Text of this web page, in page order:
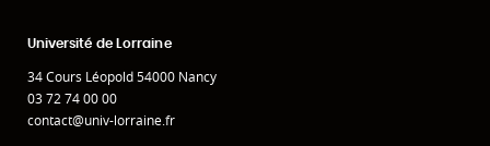
Université de Lorraine
34 Cours Léopold 54000 Nancy
03 72 74 00 00
contact@univ-lorraine.fr